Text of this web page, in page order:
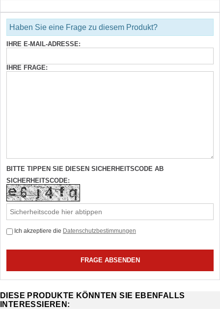
Haben Sie eine Frage zu diesem Produkt?
IHRE E-MAIL-ADRESSE:
IHRE FRAGE:
BITTE TIPPEN SIE DIESEN SICHERHEITSCODE AB
SICHERHEITSCODE:
Ich akzeptiere die Datenschutzbestimmungen
DIESE PRODUKTE KÖNNTEN SIE EBENFALLS
INTERESSIEREN: